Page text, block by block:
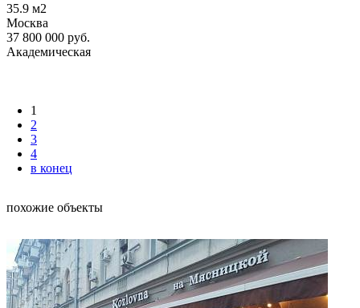
35.9 м2
Москва
37 800 000 руб.
Академическая
1
2
3
4
в конец
похожие объекты